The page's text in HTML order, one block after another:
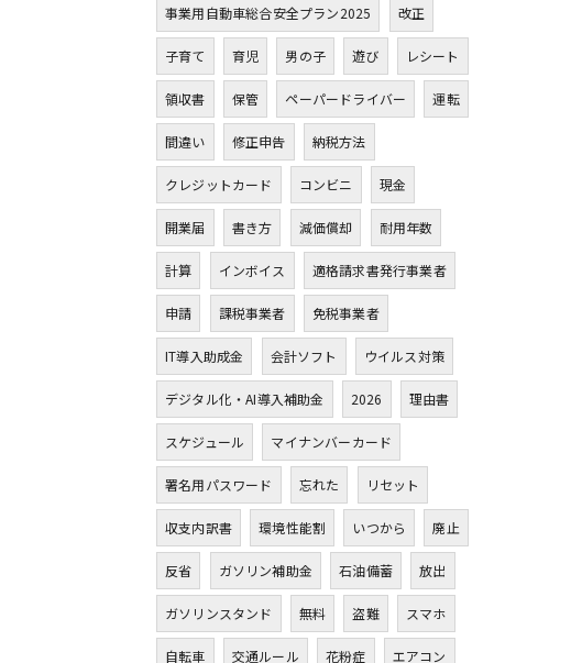
事業用自動車総合安全プラン2025 改正
子育て 育児 男の子 遊び レシート
領収書 保管 ペーパードライバー 運転
間違い 修正申告 納税方法
クレジットカード コンビニ 現金
開業届 書き方 減価償却 耐用年数
計算 インボイス 適格請求書発行事業者
申請 課税事業者 免税事業者
IT導入助成金 会計ソフト ウイルス対策
デジタル化・AI導入補助金 2026 理由書
スケジュール マイナンバーカード
署名用パスワード 忘れた リセット
収支内訳書 環境性能割 いつから 廃止
反省 ガソリン補助金 石油備蓄 放出
ガソリンスタンド 無料 盗難 スマホ
自転車 交通ルール 花粉症 エアコン